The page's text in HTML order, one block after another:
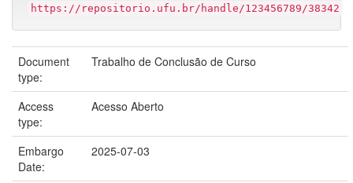
https://repositorio.ufu.br/handle/123456789/38342
Document
type:
Trabalho de Conclusão de Curso
Access
type:
Acesso Aberto
Embargo
Date:
2025-07-03